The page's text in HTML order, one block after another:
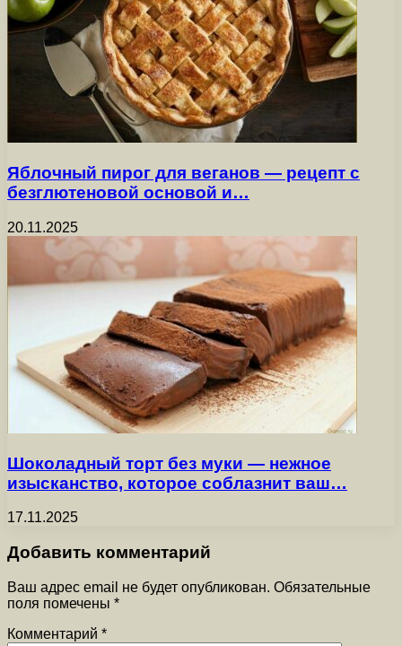
Яблочный пирог для веганов — рецепт с
безглютеновой основой и…
20.11.2025
Шоколадный торт без муки — нежное
изысканство, которое соблазнит ваш…
17.11.2025
Добавить комментарий
Ваш адрес email не будет опубликован. Обязательные
поля помечены *
Комментарий *